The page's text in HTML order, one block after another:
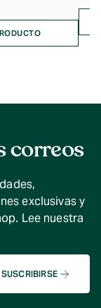
precios:
desde
$8.990
correos
exclusivas y
Lee nuestra
SUSCRIBIRSE